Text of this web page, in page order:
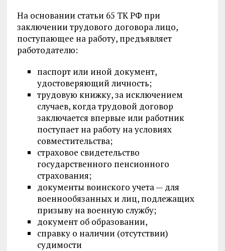
На основании статьи 65 ТК РФ при
заключении трудового договора лицо,
поступающее на работу, предъявляет
работодателю:
паспорт или иной документ,
удостоверяющий личность;
трудовую книжку, за исключением
случаев, когда трудовой договор
заключается впервые или работник
поступает на работу на условиях
совместительства;
страховое свидетельство
государственного пенсионного
страхования;
документы воинского учета — для
военнообязанных и лиц, подлежащих
призыву на военную службу;
документ об образовании,
справку о наличии (отсутствии)
судимости